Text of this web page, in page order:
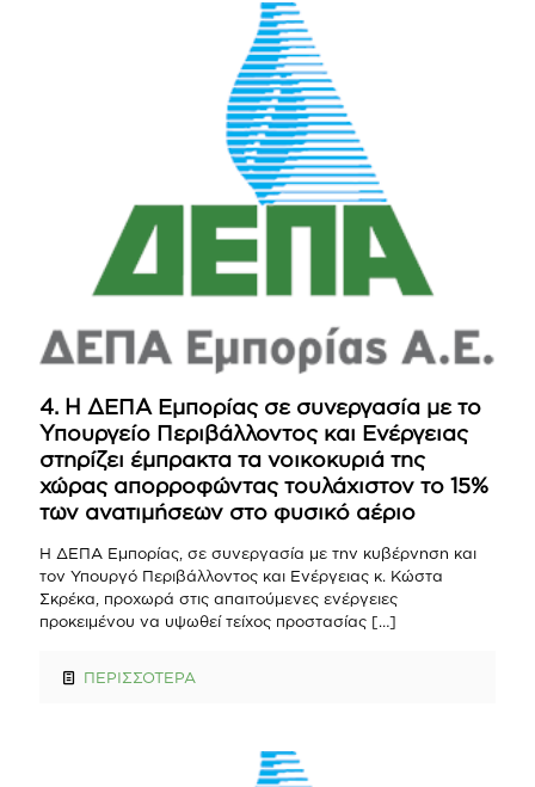
4. Η ΔΕΠΑ Εμπορίας σε συνεργασία με το
Υπουργείο Περιβάλλοντος και Ενέργειας
στηρίζει έμπρακτα τα νοικοκυριά της
χώρας απορροφώντας τουλάχιστον το 15%
των ανατιμήσεων στο φυσικό αέριο
Η ΔΕΠΑ Εμπορίας, σε συνεργασία με την κυβέρνηση και
τον Υπουργό Περιβάλλοντος και Ενέργειας κ. Κώστα
Σκρέκα, προχωρά στις απαιτούμενες ενέργειες
προκειμένου να υψωθεί τείχος προστασίας […]
ΠΕΡΙΣΣΟΤΕΡΑ